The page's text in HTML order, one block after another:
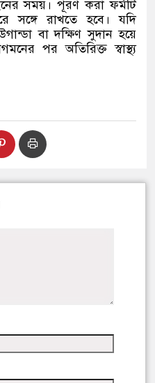
সময়। পূরণ করা ফর্মটি
সঙ্গে রাখতে হবে। যদি
বা দক্ষিণ সুদান হয়ে
পর অতিরিক্ত স্বাস্থ্য